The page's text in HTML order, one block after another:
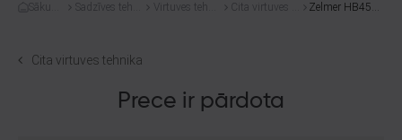
Sākum
Sadzīves tehni
Virtuves tehni
Cita virtuves te
Zelmer HB455
Cita virtuves tehnika
Prece ir pārdota